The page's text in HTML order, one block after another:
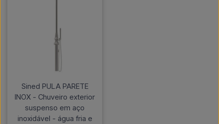
Sined PULA PARETE
INOX - Chuveiro exterior
suspenso em aço
inoxidável - água fria e